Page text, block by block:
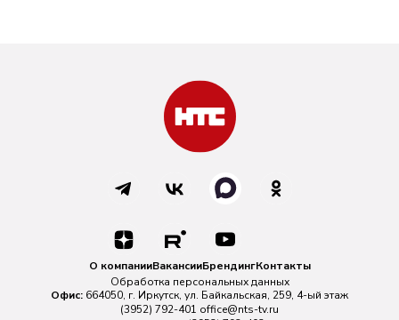
О компанииВакансииБрендингКонтакты
Обработка персональных данных
Офис: 664050, г. Иркутск, ул. Байкальская, 259, 4-ый этаж
(3952) 792-401 office@nts-tv.ru